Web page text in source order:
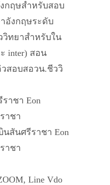
กฤษสำหรับสอบ
าอังกฤษระดับ
ทยาสำหรับใน
inter) สอน
สอบสอวน.ชีววิ
าชา Eon
าชา
สันศรีราชา Eon
าชา
Line Vdo